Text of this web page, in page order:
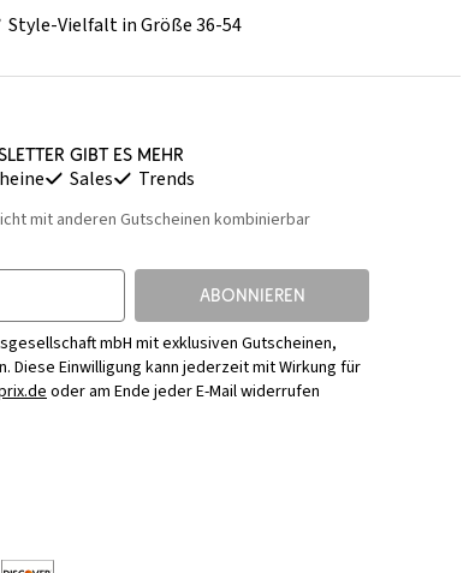
Style-Vielfalt in Größe 36-54
gibt es mehr
Sales Trends
mit anderen Gutscheinen kombinierbar
ABONNIEREN
mbH mit exklusiven Gutscheinen,
Diese Einwilligung kann jederzeit mit Wirkung für
oder am Ende jeder E-Mail widerrufen